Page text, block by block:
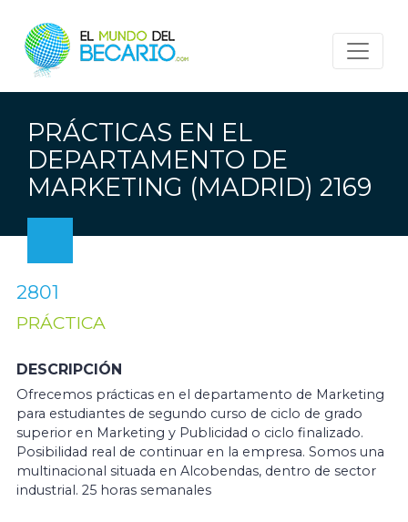
PRÁCTICAS EN EL
DEPARTAMENTO DE
MARKETING (MADRID) 2169
2801
PRÁCTICA
DESCRIPCIÓN
Ofrecemos prácticas en el departamento de Marketing
para estudiantes de segundo curso de ciclo de grado
superior en Marketing y Publicidad o ciclo finalizado.
Posibilidad real de continuar en la empresa. Somos una
multinacional situada en Alcobendas, dentro de sector
industrial. 25 horas semanales